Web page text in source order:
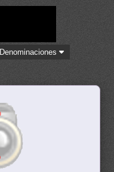
Denominaciones